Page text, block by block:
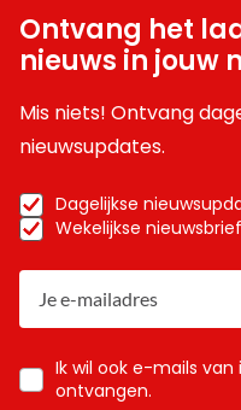
Ontvang het
nieuws in jouw
Mis niets! Ontvang
nieuwsupdates.
Dagelijkse
Wekelijkse nieuwsbrief
Ik wil ook e-mails
ontvangen.